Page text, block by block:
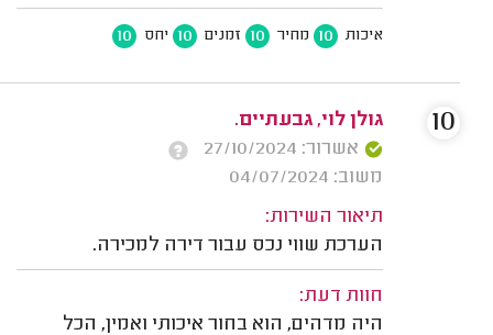
איכות 10 מחיר 10 זמנים 10 יחס 10
גולן לוי, גבעתיים.
אשרור: 27/10/2024
משוב: 04/07/2024
תיאור השירות:
הערכת שווי נכס עבור דירה למכירה.
חוות דעת:
היה מדהים, הוא בחור איכותי ואמין, הכל
10